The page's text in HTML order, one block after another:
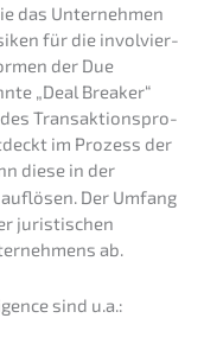
das Unter­neh­men
für die invol­vier­
der Due
„Deal Break­er“
des Trans­ak­ti­ons­pro­
im Prozess der
diese in der
Der Umfang
juris­ti­schen
ab.
sind u.a.: